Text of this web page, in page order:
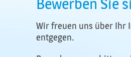
Bewerben Sie
Wir freuen uns über Ihr
entgegen.